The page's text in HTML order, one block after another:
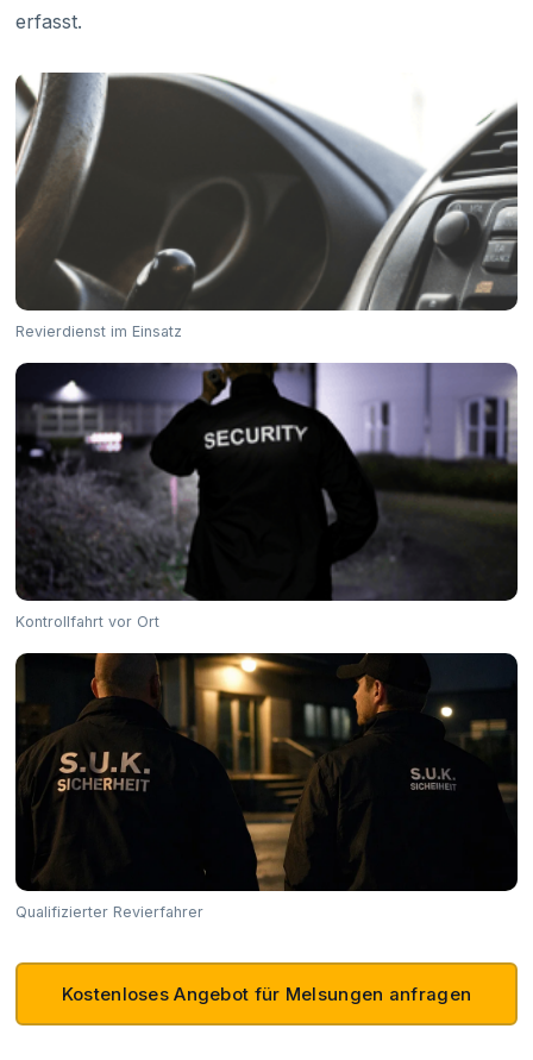
erfasst.
Revierdienst im Einsatz
Kontrollfahrt vor Ort
Qualifizierter Revierfahrer
Kostenloses Angebot für Melsungen anfragen